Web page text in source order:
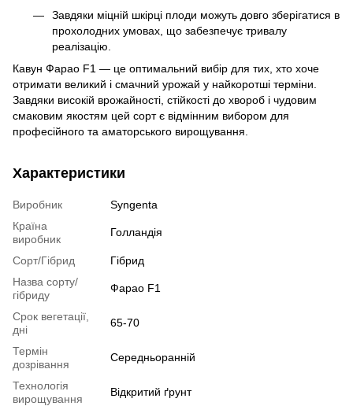
Завдяки міцній шкірці плоди можуть довго зберігатися в
прохолодних умовах, що забезпечує тривалу
реалізацію.
Кавун Фарао F1 — це оптимальний вибір для тих, хто хоче
отримати великий і смачний урожай у найкоротші терміни.
Завдяки високій врожайності, стійкості до хвороб і чудовим
смаковим якостям цей сорт є відмінним вибором для
професійного та аматорського вирощування.
Характеристики
Виробник
Syngenta
Країна
виробник
Голландія
Сорт/Гібрид
Гібрид
Назва сорту/
гібриду
Фарао F1
Срок вегетації,
дні
65-70
Термін
дозрівання
Середньоранній
Технологія
вирощування
Відкритий ґрунт